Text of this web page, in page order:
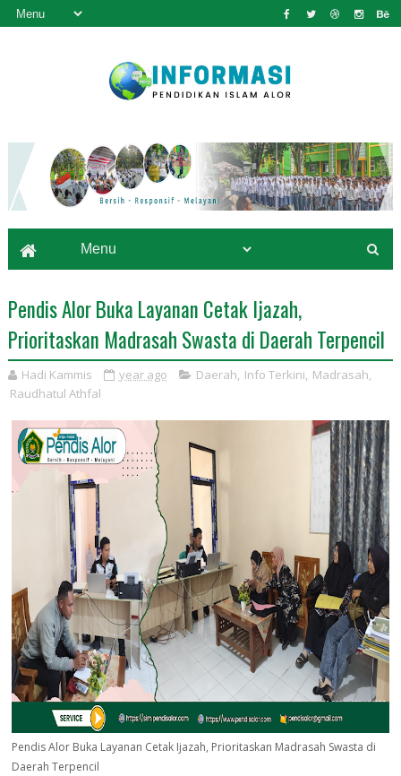
Pendis Alor Buka Layanan Cetak Ijazah,
Prioritaskan Madrasah Swasta di Daerah Terpencil
Hadi Kammis year ago Daerah, Info Terkini, Madrasah,
Raudhatul Athfal
Pendis Alor Buka Layanan Cetak Ijazah, Prioritaskan Madrasah Swasta di
Daerah Terpencil